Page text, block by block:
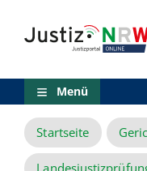
Inhalt
(Sprungmarken)
Menü
Zur
Suche
Zur
NRW-
Menü
Startseite